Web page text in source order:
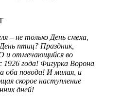
– не только День смеха,
птиц? Праздник,
и отмечающийся во
1926 года! Фигурка Ворона
оба повода! И милая, и
скорое наступление
дней!